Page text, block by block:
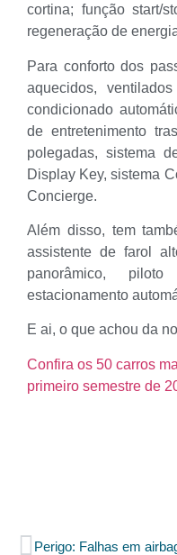
cortina; função start/
regeneração de
Para conforto dos
aquecidos,
condicionado
de entretenimento
polegadas, sistema
Display Key, sistema
Concierge.
Além disso, tem
assistente de farol
panorâmico,
estacionamento
E ai, o que achou da
Confira os 50 carros
primeiro semestre de